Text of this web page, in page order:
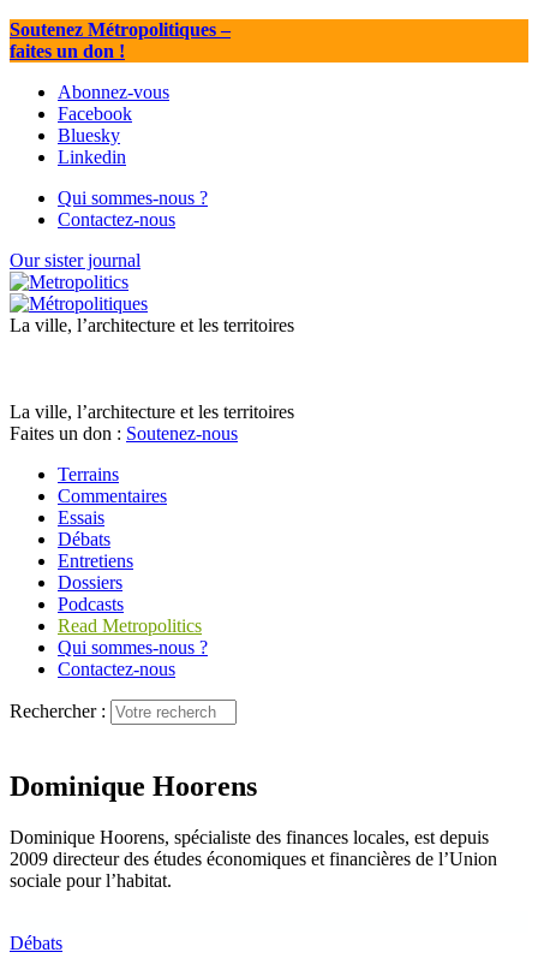
Soutenez Métropolitiques–
faites un don !
Abonnez-vous
Facebook
Bluesky
Linkedin
Qui sommes-nous ?
Contactez-nous
Our sister journal
La ville, l’architecture et les territoires
La ville, l’architecture et les territoires
Faites un don : Soutenez-nous
Terrains
Commentaires
Essais
Débats
Entretiens
Dossiers
Podcasts
Read Metropolitics
Qui sommes-nous ?
Contactez-nous
Rechercher :
Dominique Hoorens
Dominique Hoorens, spécialiste des finances locales, est depuis
2009 directeur des études économiques et financières de l’Union
sociale pour l’habitat.
Débats